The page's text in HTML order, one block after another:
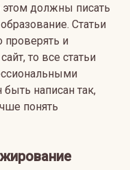
этом должны писать
Статьи
проверять и
то все статьи
написан так,
понять